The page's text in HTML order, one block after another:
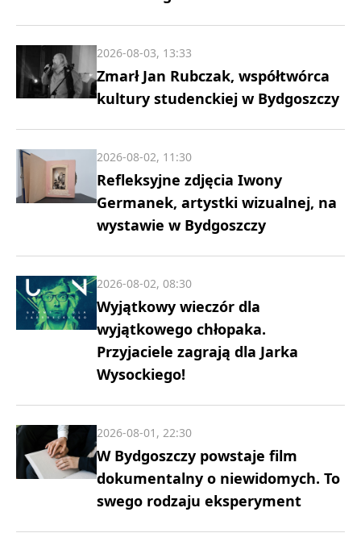
Zmarł Jan Rubczak, współtwórca
kultury studenckiej w Bydgoszczy
2026-08-03, 13:33
Refleksyjne zdjęcia Iwony
Germanek, artystki wizualnej, na
wystawie w Bydgoszczy
2026-08-02, 11:30
Wyjątkowy wieczór dla
wyjątkowego chłopaka.
Przyjaciele zagrają dla Jarka
Wysockiego!
2026-08-02, 08:30
W Bydgoszczy powstaje film
dokumentalny o niewidomych. To
swego rodzaju eksperyment
2026-08-01, 22:30